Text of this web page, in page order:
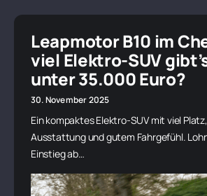
Leapmotor B10 im
viel Elektro-SUV
unter 35.000 Euro?
30. November 2025
Ein kompaktes Elektro-SUV mit viel
Ausstattung und gutem Fahrgefühl.
Einstieg ab…